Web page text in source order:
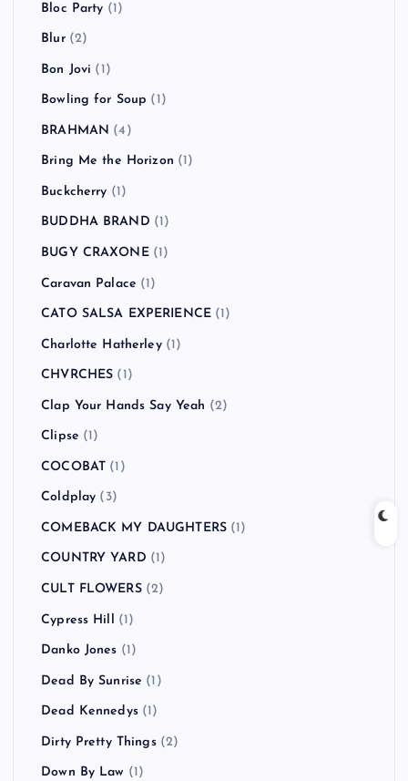
Bloc Party (1)
Blur(2)
Bon Jovi (1)
Bowling for Soup (1)
BRAHMAN (4)
Bring Me the Horizon (1)
Buckcherry (1)
BUDDHA BRAND (1)
BUGY CRAXONE(1)
Caravan Palace (1)
CATO SALSA EXPERIENCE (1)
Charlotte Hatherley(1)
CHVRCHES (1)
Clap Your Hands Say Yeah (2)
Clipse (1)
COCOBAT (1)
Coldplay (3)
COMEBACK MY DAUGHTERS (1)
COUNTRY YARD (1)
CULT FLOWERS(2)
Cypress Hill (1)
Danko Jones (1)
Dead By Sunrise (1)
Dead Kennedys(1)
Dirty Pretty Things(2)
Down By Law (1)